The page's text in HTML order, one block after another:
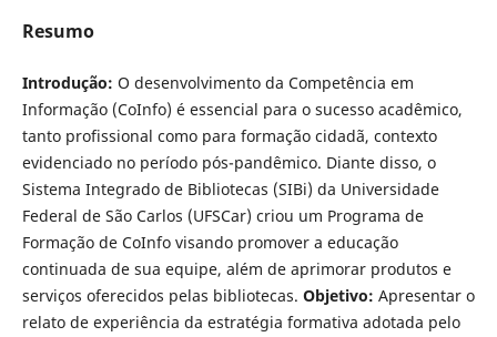
Resumo
Introdução: O desenvolvimento da Competência em
Informação (CoInfo) é essencial para o sucesso acadêmico,
tanto profissional como para formação cidadã, contexto
evidenciado no período pós-pandêmico. Diante disso, o
Sistema Integrado de Bibliotecas (SIBi) da Universidade
Federal de São Carlos (UFSCar) criou um Programa de
Formação de CoInfo visando promover a educação
continuada de sua equipe, além de aprimorar produtos e
serviços oferecidos pelas bibliotecas. Objetivo: Apresentar o
relato de experiência da estratégia formativa adotada pelo